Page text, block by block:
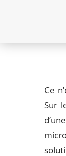
Ce
Sur